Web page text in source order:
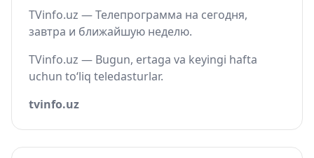
TVinfo.uz — Телепрограмма на сегодня,
завтра и ближайшую неделю.
TVinfo.uz — Bugun, ertaga va keyingi hafta
uchun to‘liq teledasturlar.
tvinfo.uz